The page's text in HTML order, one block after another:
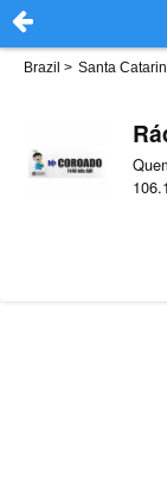
Brazil > Santa
106.1